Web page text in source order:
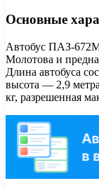
Основные
Автобус ПАЗ-
Молотова и
Длина автобуса
высота — 2,9
кг, разрешенная